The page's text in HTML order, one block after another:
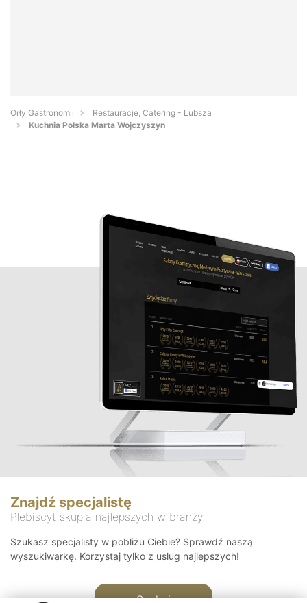
Orły Gastronomii
Restauracje, Catering - Lubsza
Kuchnia Polska Marta Wojczyszyn
Znajdź specjalistę
Plebiscyt skupia najlepszych w branży
Szukasz specjalisty w pobliżu Ciebie? Sprawdź naszą
wyszukiwarkę. Korzystaj tylko z usług najlepszych!
Szukaj